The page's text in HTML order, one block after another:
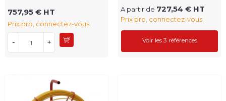
757,95 € HT
Prix pro, connectez-vous
- +
A partir de 727,54 € HT
Prix pro, connectez-vous
Voir les 3 références